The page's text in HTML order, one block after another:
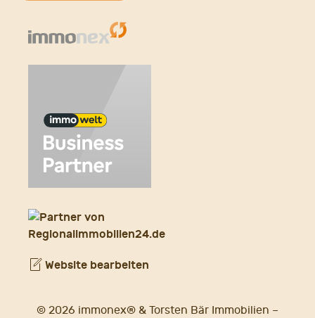
Website bearbeiten
© 2026 immonex® & Torsten Bär Immobilien –